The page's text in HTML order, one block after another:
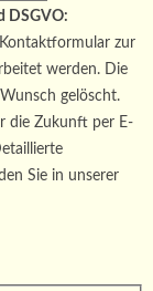
DSGVO:
zur
werden. Die
gelöscht.
die Zukunft per E-
Sie in unserer